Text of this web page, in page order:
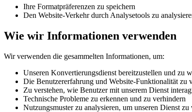
Ihre Formatpräferenzen zu speichern
Den Website-Verkehr durch Analysetools zu
Wie wir Informationen verwenden
Wir verwenden die gesammelten Informationen, um:
Unseren Konvertierungsdienst bereitzustellen und zu
Die Benutzererfahrung und Website-Funktionalität zu
Zu verstehen, wie Benutzer mit unserem Dienst
Technische Probleme zu erkennen und zu verhindern
Nutzungsmuster zu analysieren, um unseren Dienst zu